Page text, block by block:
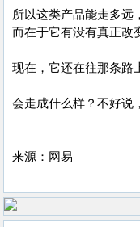
所以这类产品能走多远
而在于它有没有真正改
现在，它还在往那条路
会走成什么样？不好说
来源：网易